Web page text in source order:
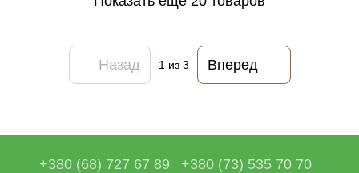
Назад 1из 3 Вперед
+380 (68) 727 67 89 +380 (73) 535 70 70